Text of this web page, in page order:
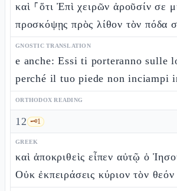
καὶ ⸀ὅτι Ἐπὶ χειρῶν ἀροῦσίν σε
προσκόψῃς πρὸς λίθον τὸν πόδα
GNOSTIC TRANSLATION
e anche: Essi ti porteranno sulle
perché il tuo piede non inciampi
ORTHODOX READING
12 🗝️1
GREEK
καὶ ἀποκριθεὶς εἶπεν αὐτῷ ὁ
Οὐκ ἐκπειράσεις κύριον τὸν